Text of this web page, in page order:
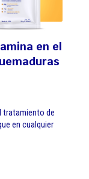
en el
tratamiento de
en cualquier